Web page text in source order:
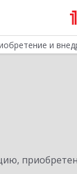
и